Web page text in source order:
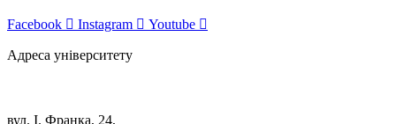
Facebook Instagram Youtube
Адреса університету
вул. І. Франка, 24,